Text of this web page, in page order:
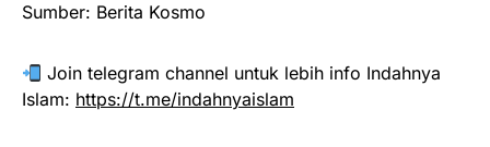
Sumber: Berita Kosmo
Join telegram channel untuk lebih info Indahnya
Islam: https://t.me/indahnyaislam